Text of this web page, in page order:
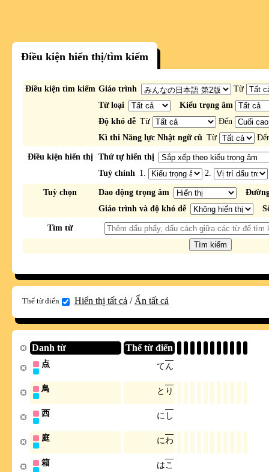
Điều kiện hiển thị/tìm kiếm
Điều kiện tìm kiếm Giáo trình
Từ
Từ loại
Kiểu trọng âm
Độ khó dễ Từ
Đến
Kì thi Năng lực Nhật ngữ cũ Từ
Điều kiện hiển thị
Thứ tự hiển thị
Tuỳ chỉnh 1. 2.
Tuỳ chọn Dao động trọng âm
Giáo trình và độ khó dễ
Tìm từ
Thể từ điển Hiển thị tất cả / Ẩn tất cả
Danh từ Thể từ điển
点 てん
鳥 と り
西 に し
庭 にわ
箱 はこ